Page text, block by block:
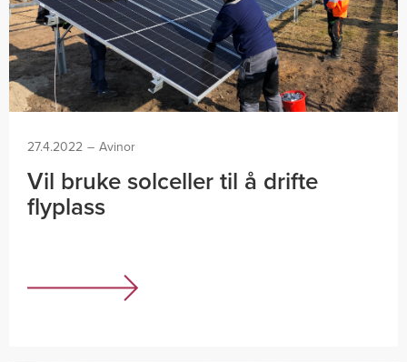
27.4.2022 – Avinor
Vil bruke solceller til å drifte
flyplass